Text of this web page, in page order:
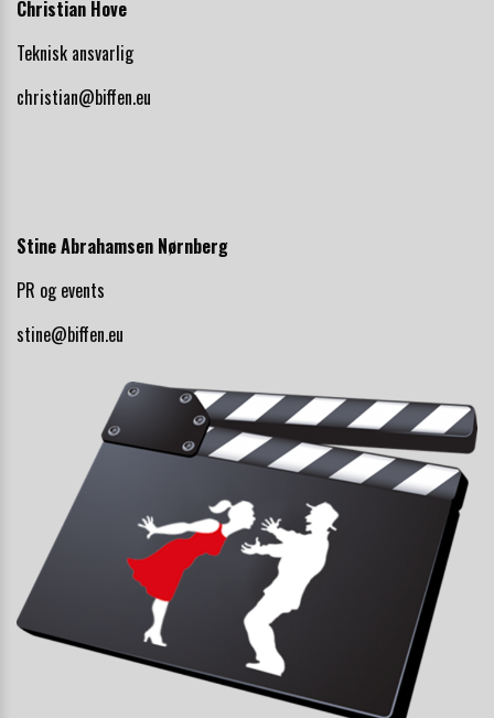
Christian Hove
Teknisk ansvarlig
christian@biffen.eu
Stine Abrahamsen Nørnberg
PR og events
stine@biffen.eu